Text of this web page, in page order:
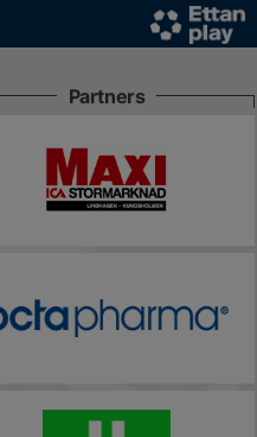
Partners